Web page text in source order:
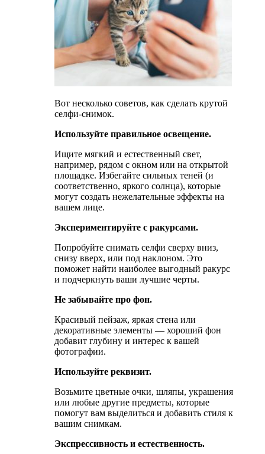
Вот несколько советов, как сделать крутой
селфи-снимок.
Используйте правильное освещение.
Ищите мягкий и естественный свет,
например, рядом с окном или на открытой
площадке. Избегайте сильных теней (и
соответственно, яркого солнца), которые
могут создать нежелательные эффекты на
вашем лице.
Экспериментируйте с ракурсами.
Попробуйте снимать селфи сверху вниз,
снизу вверх, или под наклоном. Это
поможет найти наиболее выгодный ракурс
и подчеркнуть ваши лучшие черты.
Не забывайте про фон.
Красивый пейзаж, яркая стена или
декоративные элементы — хороший фон
добавит глубину и интерес к вашей
фотографии.
Используйте реквизит.
Возьмите цветные очки, шляпы, украшения
или любые другие предметы, которые
помогут вам выделиться и добавить стиля к
вашим снимкам.
Экспрессивность и естественность.